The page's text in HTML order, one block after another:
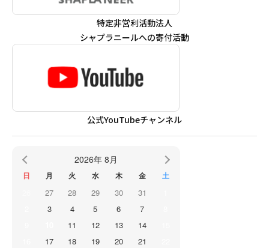
特定非営利活動法人
シャプラニールへの寄付活動
公式YouTubeチャンネル
2026年 8月
日 月 火 水 木 金 土
27 28 29 30 31
3 4 5 6 7
11 12 13 14
17 18 19 20 21